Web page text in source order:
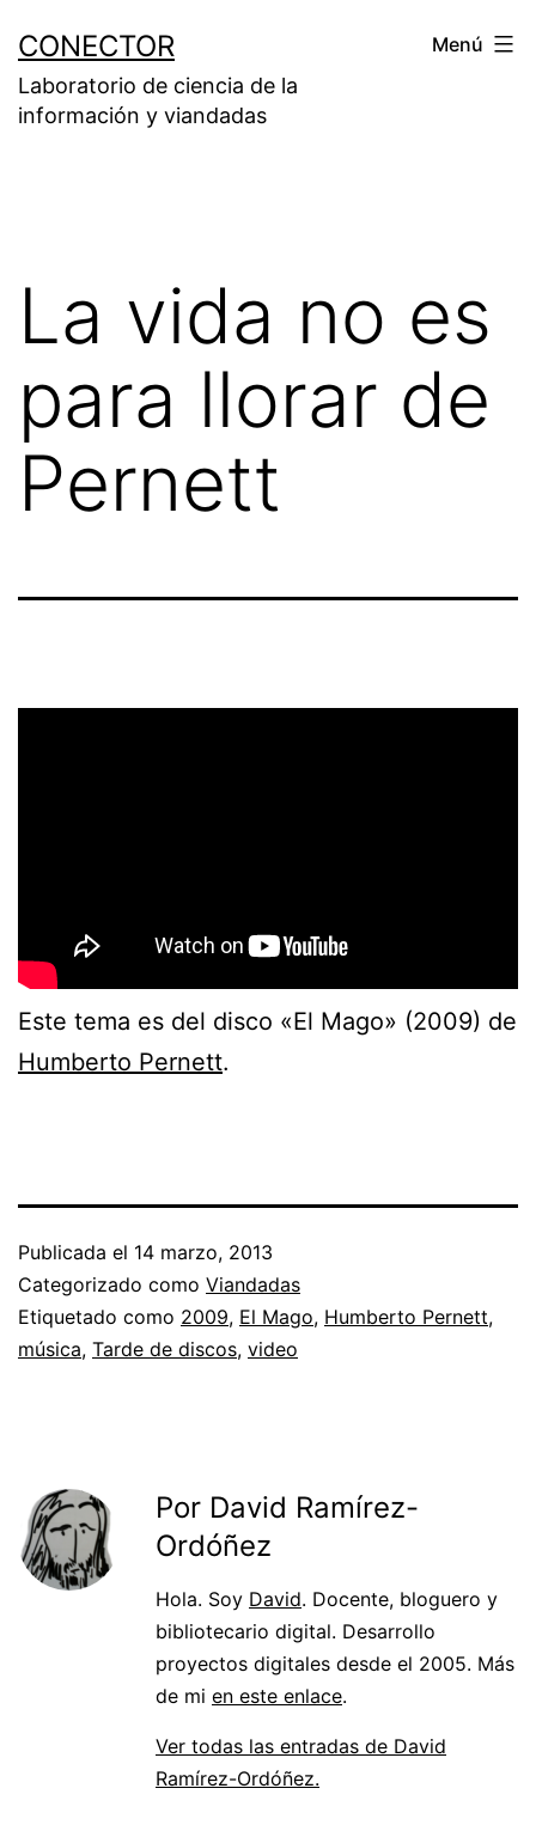
contenido
CONECTOR
Laboratorio de ciencia de la
información y viandadas
Menú
La vida no es
para llorar de
Pernett
Este tema es del disco «El Mago» (2009) de
Humberto Pernett.
Publicada el 14 marzo, 2013
Categorizado como Viandadas
Etiquetado como 2009, El Mago, Humberto Pernett,
música, Tarde de discos, video
Por David Ramírez-
Ordóñez
Hola. Soy David. Docente, bloguero y
bibliotecario digital. Desarrollo
proyectos digitales desde el 2005. Más
de mi en este enlace.
Ver todas las entradas de David
Ramírez-Ordóñez.